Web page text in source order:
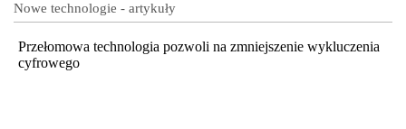
Nowe technologie - artykuły
Przełomowa technologia pozwoli na zmniejszenie wykluczenia
cyfrowego